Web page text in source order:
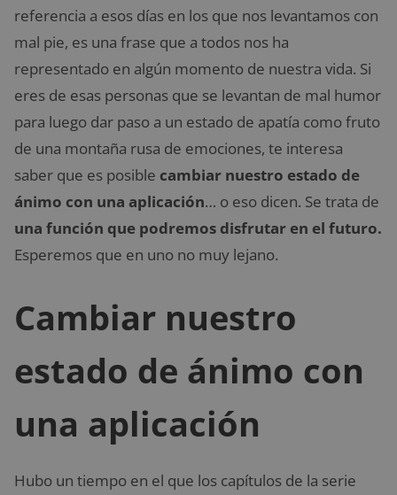
referencia a esos días en los que nos levantamos con
mal pie, es una frase que a todos nos ha
representado en algún momento de nuestra vida. Si
eres de esas personas que se levantan de mal humor
para luego dar paso a un estado de apatía como fruto
de una montaña rusa de emociones, te interesa
saber que es posible cambiar nuestro estado de
ánimo con una aplicación… o eso dicen. Se trata de
una función que podremos disfrutar en el futuro.
Esperemos que en uno no muy lejano.
Cambiar nuestro
estado de ánimo con
una aplicación
Hubo un tiempo en el que los capítulos de la serie